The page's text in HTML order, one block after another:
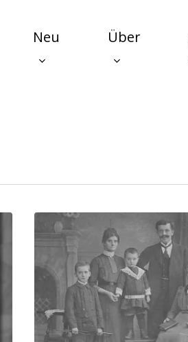
Neu Über
Patriarchat
Definition,
Entstehung,
Geschichte
und
Symptome